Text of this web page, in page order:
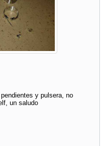
y pulsera, no
un saludo